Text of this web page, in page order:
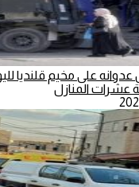
عدوانه على مخيم قلنديا
عشرات المنازل